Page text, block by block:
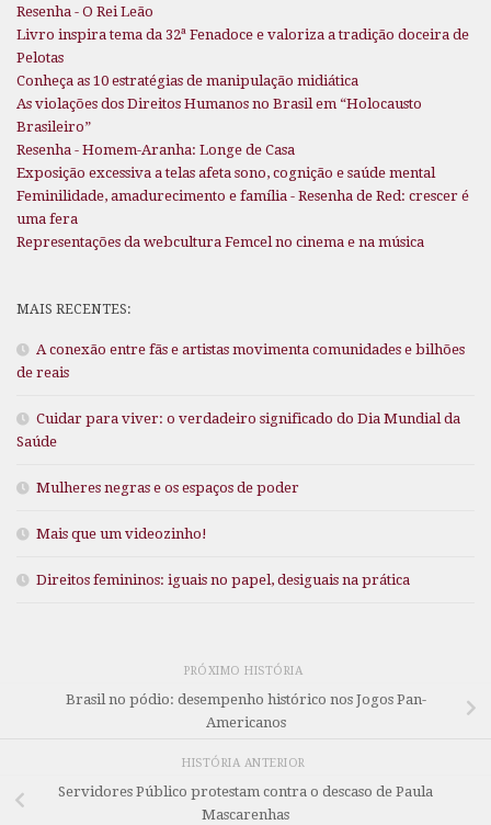
Resenha - O Rei Leão
Livro inspira tema da 32ª Fenadoce e valoriza a tradição doceira de
Pelotas
Conheça as 10 estratégias de manipulação midiática
As violações dos Direitos Humanos no Brasil em “Holocausto
Brasileiro”
Resenha - Homem-Aranha: Longe de Casa
Exposição excessiva a telas afeta sono, cognição e saúde mental
Feminilidade, amadurecimento e família - Resenha de Red: crescer é
uma fera
Representações da webcultura Femcel no cinema e na música
MAIS RECENTES:
A conexão entre fãs e artistas movimenta comunidades e bilhões
de reais
Cuidar para viver: o verdadeiro significado do Dia Mundial da
Saúde
Mulheres negras e os espaços de poder
Mais que um videozinho!
Direitos femininos: iguais no papel, desiguais na prática
PRÓXIMO HISTÓRIA
Brasil no pódio: desempenho histórico nos Jogos Pan-
Americanos
HISTÓRIA ANTERIOR
Servidores Público protestam contra o descaso de Paula
Mascarenhas